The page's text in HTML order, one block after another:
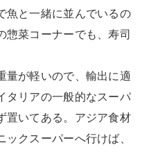
魚と一緒に並んでいるの
惣菜コーナーでも、寿司
量が軽いので、輸出に適
タリアの一般的なスーパ
置いてある。アジア食材
クスーパーへ行けば、